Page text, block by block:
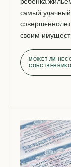
самый
своим
МОЖЕТ ЛИ